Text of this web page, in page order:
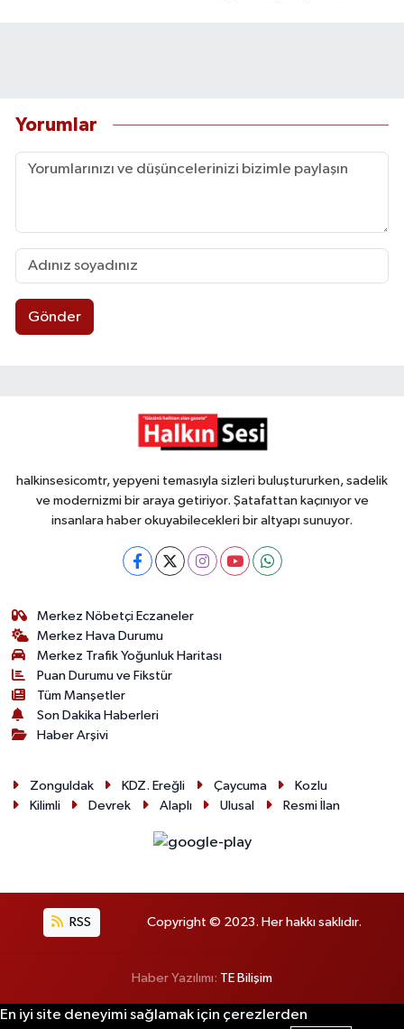
Yorumlar
Gönder
halkinsesicomtr, yepyeni temasıyla sizleri buluştururken, sadelik
ve modernizmi bir araya getiriyor. Şatafattan kaçınıyor ve
insanlara haber okuyabilecekleri bir altyapı sunuyor.
Merkez Nöbetçi Eczaneler
Merkez Hava Durumu
Merkez Trafik Yoğunluk Haritası
Puan Durumu ve Fikstür
Tüm Manşetler
Son Dakika Haberleri
Haber Arşivi
Zonguldak KDZ. Ereğli Çaycuma
Kozlu
Kilimli
Devrek Alaplı Ulusal Resmi İlan
RSS Copyright © 2023. Her hakkı saklıdır.
Haber Yazılımı: TE Bilişim
En iyi site deneyimi sağlamak için çerezlerden